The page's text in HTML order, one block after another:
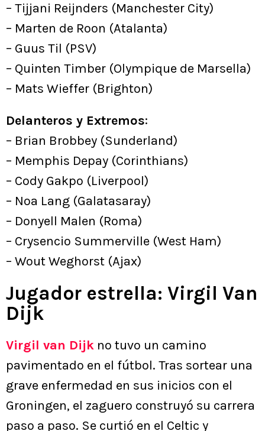
– Tijjani Reijnders (Manchester City)
– Marten de Roon (Atalanta)
– Guus Til (PSV)
– Quinten Timber (Olympique de Marsella)
– Mats Wieffer (Brighton)
Delanteros y Extremos:
– Brian Brobbey (Sunderland)
– Memphis Depay (Corinthians)
– Cody Gakpo (Liverpool)
– Noa Lang (Galatasaray)
– Donyell Malen (Roma)
– Crysencio Summerville (West Ham)
– Wout Weghorst (Ajax)
Jugador estrella: Virgil Van
Dijk
Virgil van Dijk no tuvo un camino
pavimentado en el fútbol. Tras sortear una
grave enfermedad en sus inicios con el
Groningen, el zaguero construyó su carrera
paso a paso. Se curtió en el Celtic y